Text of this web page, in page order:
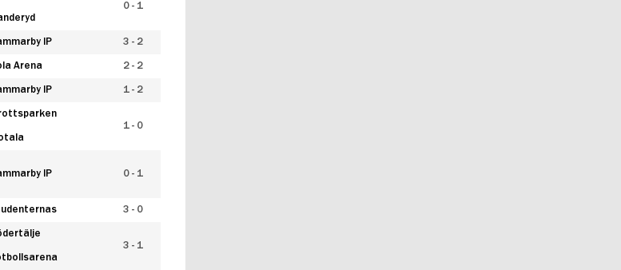
0 - 1
IP 3 - 2
Arena 2 - 2
IP 1 - 2
1 - 0
IP 0 - 1
3 - 0
3 - 1